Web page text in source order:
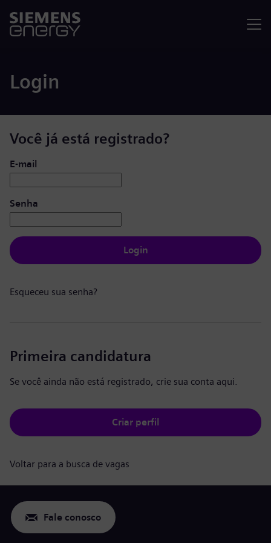
Login
Você já está registrado?
Login: usuário e senha
E-mail
Senha
Login
Esqueceu sua senha?
Primeira candidatura
Se você ainda não está registrado, crie sua conta aqui.
Criar perfil
Voltar para a busca de vagas
Fale conosco